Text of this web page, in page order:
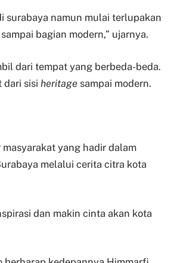
surabaya namun mulai terlupakan
bagian modern,” ujarnya.
dari tempat yang berbeda-beda.
dari sisi heritage sampai modern.
yang hadir dalam
melalui cerita citra kota
dan makin cinta akan kota